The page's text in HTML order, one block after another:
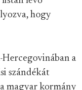
hogy
Hercegovinában a
szándékát
magyar kormány